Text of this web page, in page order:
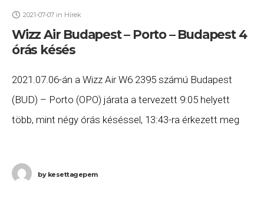
2021-07-07 in Hírek
Wizz Air Budapest – Porto – Budapest 4
órás késés
2021.07.06-án a Wizz Air W6 2395 számú Budapest
(BUD) – Porto (OPO) járata a tervezett 9:05 helyett
több, mint négy órás késéssel, 13:43-ra érkezett meg
bykesettagepem